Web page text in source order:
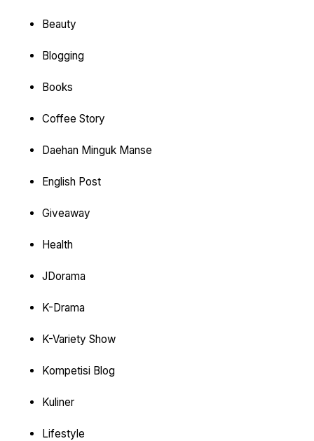
Beauty
Blogging
Books
Coffee Story
Daehan Minguk Manse
English Post
Giveaway
Health
JDorama
K-Drama
K-Variety Show
Kompetisi Blog
Kuliner
Lifestyle